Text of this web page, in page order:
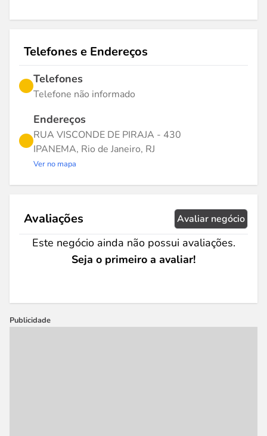
Telefones e Endereços
Telefones
Telefone não informado
Endereços
RUA VISCONDE DE PIRAJA - 430
IPANEMA, Rio de Janeiro, RJ
Ver no mapa
Avaliações Avaliar negócio
Este negócio ainda não possui avaliações.
Seja o primeiro a avaliar!
Publicidade